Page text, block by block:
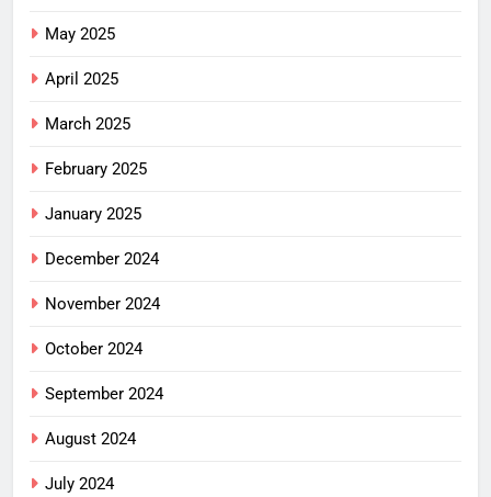
May 2025
April 2025
March 2025
February 2025
January 2025
December 2024
November 2024
October 2024
September 2024
August 2024
July 2024